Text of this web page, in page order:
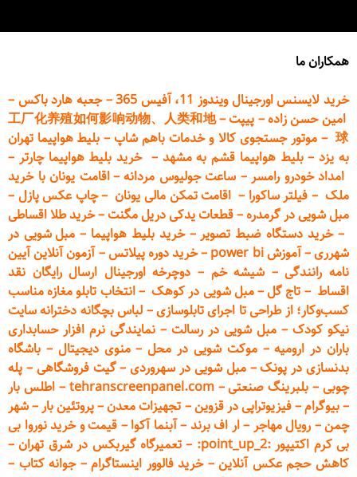
همکاران ما
خرید لایسنس اورجینال ویندوز 11، آفیس 365
–جعبه هارد باکس –
امین حسن زاده– پیپت–
工厂化养殖如何影响动物、人类和地
球
– موتور جستجوی کالا و خدمات باهم شاپ– بلیط هواپیما تهران
به یزد–بلیط هواپیما قشم به مشهد –خرید بلیط هواپیما چارتر –
امداد خودرو رامسر– ساعت جولیوس مردانه–اقامت یونان با خرید
ملک – فیلتر ساکورا – اقامت تمکن مالی یونان –چاپ عکس پازل –
مبل شویی در گرمدره–قطعاتیدکی دریل مگنت–خرید طلا اقساطی
–خرید دستگاه ضبط تصویر–خرید بلیط هواپیما –مبل شویی در
شهرری–آموزش power bi –خرید دورهپیلاتس–آزمون آنلاین آیین
نامه رانندگی– شیشه خم – دوچرخه اورجینال ارسال رایگان نقد
اقساط – تاج گل–مبل شویی در کوهک–انتخاب تابلو مغازه مناسب
کسب‌وکار؛ از طراحی تا اجرای تابلوسازی– لباس بچگانه دخترانه سایت
نیکو کودک – مبل شویی در رسالت – نمایندگی نرم افزار حسابداری
باران در ارومیه–موکت شویی در محل–منوی دیجیتال – باشگاه
بدنسازی در پونک–مبل شویی در سهروردی–گیت فروشگاهی – پله
چوبی – بلبرینگ صنعتی–
tehranscreenpanel.com
–اطلس بار
–بیوگرام–فیزیوتراپی در قزوین– تجهیزات معدن–پروتئین بار–شهر
چمن– رویال مهاجر –ار اف برند –آبنما آکوا – قیمت و خرید نوروا بی
بی کرم اکتیپور :point_up_2:
– تعمیرگاه گیربکس در شرق تهران–
کاهش حجم عکس آنلاین–خرید فالوور اینستاگرام–جوانه کتاب –